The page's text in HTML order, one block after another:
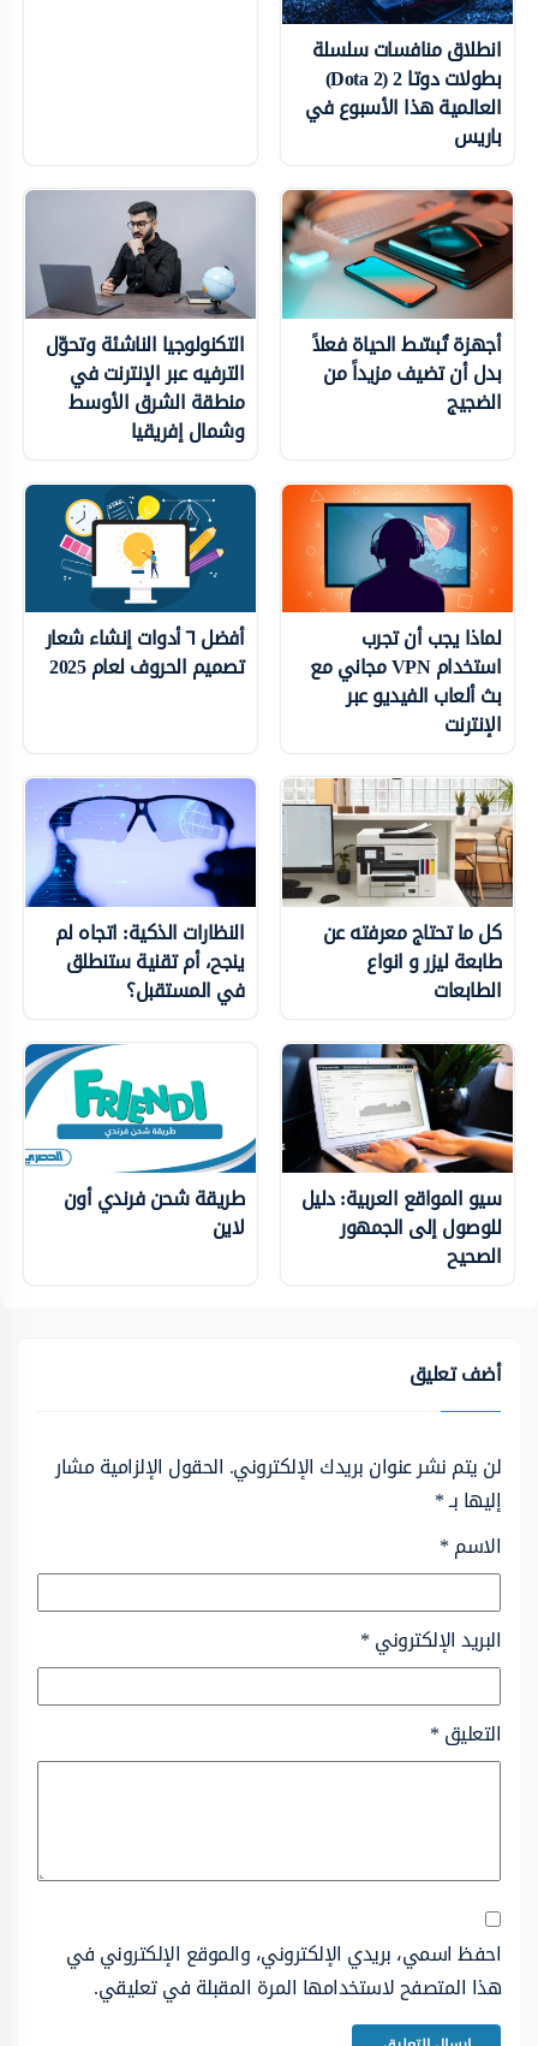
انطلاق منافسات سلسلة
بطولات دوتا 2 (Dota 2)
العالمية هذا الأسبوع في
باريس
أجهزة تُبسّط الحياة فعلاً
بدل أن تضيف مزيداً من
الضجيج
التكنولوجيا الناشئة وتحوّل
الترفيه عبر الإنترنت في
منطقة الشرق الأوسط
وشمال إفريقيا
لماذا يجب أن تجرب
استخدام VPN مجاني مع
بث ألعاب الفيديو عبر
الإنترنت
أفضل ٦ أدوات إنشاء شعار
تصميم الحروف لعام 2025
كل ما تحتاج معرفته عن
طابعة ليزر و انواع
الطابعات
النظارات الذكية: اتجاه لم
ينجح، أم تقنية ستنطلق
في المستقبل؟
سيو المواقع العربية: دليل
للوصول إلى الجمهور
الصحيح
طريقة شحن فرندي أون
لاين
أضف تعليق
لن يتم نشر عنوان بريدك الإلكتروني. الحقول الإلزامية مشار
إليها بـ*
الاسم*
البريد الإلكتروني*
التعليق*
احفظ اسمي، بريدي الإلكتروني، والموقع الإلكتروني في
هذا المتصفح لاستخدامها المرة المقبلة في تعليقي.